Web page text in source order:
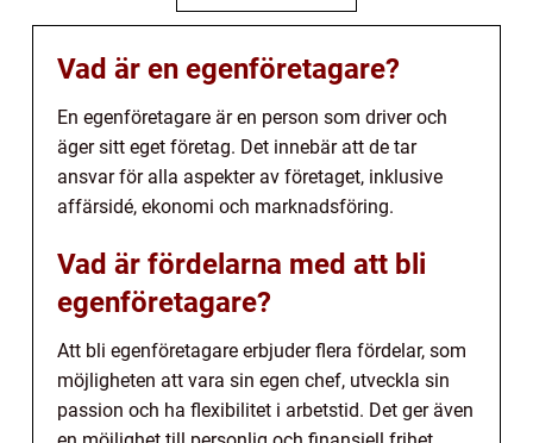
Vad är en egenföretagare?
En egenföretagare är en person som driver och
äger sitt eget företag. Det innebär att de tar
ansvar för alla aspekter av företaget, inklusive
affärsidé, ekonomi och marknadsföring.
Vad är fördelarna med att bli
egenföretagare?
Att bli egenföretagare erbjuder flera fördelar, som
möjligheten att vara sin egen chef, utveckla sin
passion och ha flexibilitet i arbetstid. Det ger även